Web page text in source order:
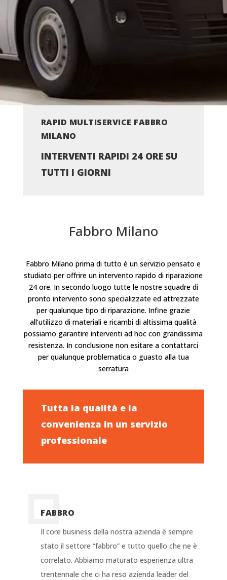
RAPID MULTISERVICE FABBRO
MILANO
INTERVENTI RAPIDI 24 ORE SU
TUTTI I GIORNI
Fabbro Milano
Fabbro Milano prima di tutto è un servizio pensato e
studiato per offrire un interventorapido di riparazione
24 ore. In secondo luogo tutte le nostre squadre di
pronto intervento sono specializzate ed attrezzate
per qualunque tipo di riparazione. Infine grazie
all’utilizzo di materiali e ricambi di altissima qualità
possiamo garantire interventi ad hoc con grandissima
resistenza. In conclusione non esitare acontattarci
per qualunque problematica o guasto alla tua
serratura
Tutta la qualità e la
convenienza in un servizio
professionale
FABBRO
Il core business della nostra azienda è sempre
stato il settore “fabbro” e tutto quello che ne è
correlato. Abbiamo maturato esperienza ultra
trentennale che ci ha reso azienda leader del